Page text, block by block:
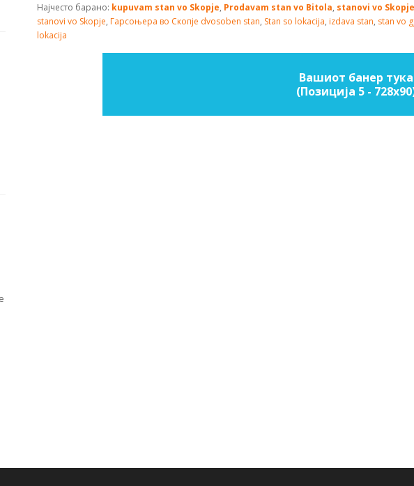
Најчесто барано: kupuvam stan vo Skopje, Prodavam stan vo Bitola, stanovi vo
stanovi vo Skopje, Гарсоњера во Скопје dvosoben stan, Stan so lokacija, izdava stan, stan vo
lokacija
Вашиот банер тука
(Позиција 5 -